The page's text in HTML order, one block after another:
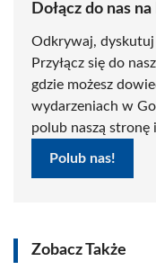
Dołącz do nas
Odkrywaj, dyskutuj
Przyłącz się do
gdzie możesz
wydarzeniach w
polub naszą stronę
Polub nas!
Zobacz Także